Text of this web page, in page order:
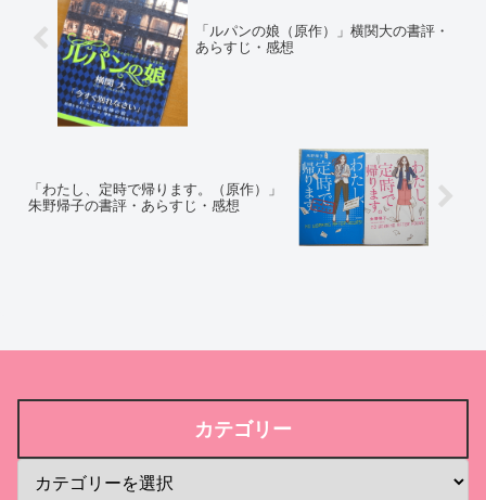
「ルパンの娘（原作）」横関大の書評・
あらすじ・感想
「わたし、定時で帰ります。（原作）」
朱野帰子の書評・あらすじ・感想
カテゴリー